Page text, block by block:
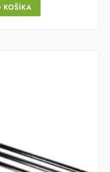
KOŠÍKA